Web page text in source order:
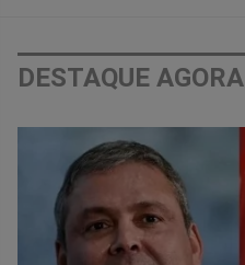
DESTAQUE AGORA